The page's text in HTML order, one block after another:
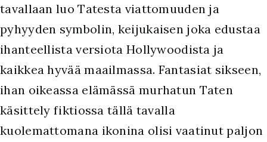
tavallaan luo Tatesta viattomuuden ja
pyhyyden symbolin, keijukaisen joka edustaa
ihanteellista versiota Hollywoodista ja
kaikkea hyvää maailmassa. Fantasiat sikseen,
ihan oikeassa elämässä murhatun Taten
käsittely fiktiossa tällä tavalla
kuolemattomana ikonina olisi vaatinut paljon